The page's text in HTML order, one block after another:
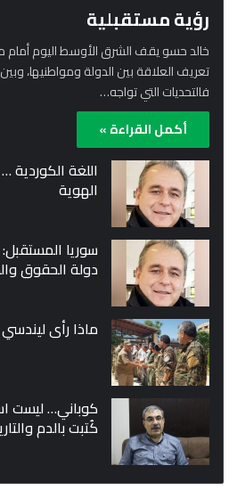
رؤية مستقبلية
خالد حسو يقف الشرق الأوسط اليوم أمام
تعريف العلاقة بين الدولة ومواطنيها،
فالتحديات التي تواجه…
أكمل القراءة »
اللغة
الهوية
سوريا المستقبل:
دولة الحقوق
ماذا رأى
كوباني… ليست
كُتبت بالدم